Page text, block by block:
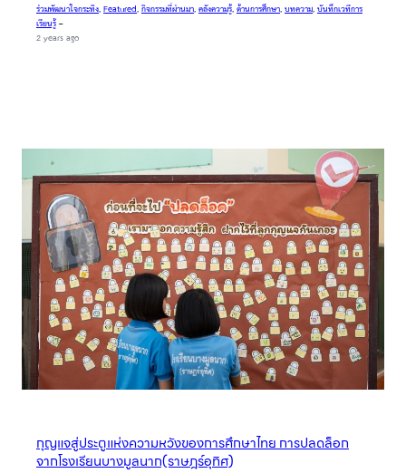
ร่วมพัฒนาใจกระทิง, Featured, กิจกรรมที่ผ่านมา, คลังความรู้, ด้านการศึกษา, บทความ, บันทึกเวทีการ
เรียนรู้–
2 years ago
กุญแจสู่ประตูแห่งความหวังของการศึกษาไทย การปลดล็อก
จากโรงเรียนบางมูลนาก(ราษฎร์อุทิศ)